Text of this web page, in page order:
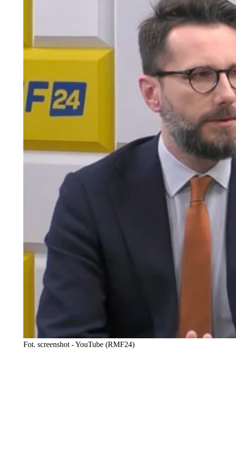
Fot. screenshot - YouTube (RMF24)